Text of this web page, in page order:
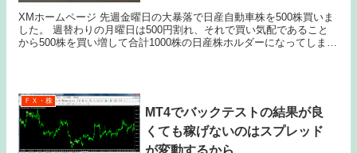
XMホームページ 先週金曜日の大暴落で日産自動車株を500株買いま
した。 週替わりの月曜日は500円割れ、それで買い気配であること
から500株を買い増して合計1000株の日産株ホルダーになってしまい
ＦＸ・株
MT4でバックテストの結果が良
くても稼げないのはスプレッド
が変動するから